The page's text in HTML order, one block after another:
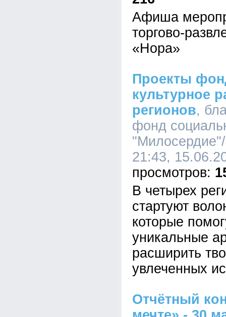
Афиша
торгово-
«Нора»
Проекты
культурное
регионов,
фонд
21:43,
В четырех
стартуют
которые
уникальные
расширить
увлеченных
Отчётный